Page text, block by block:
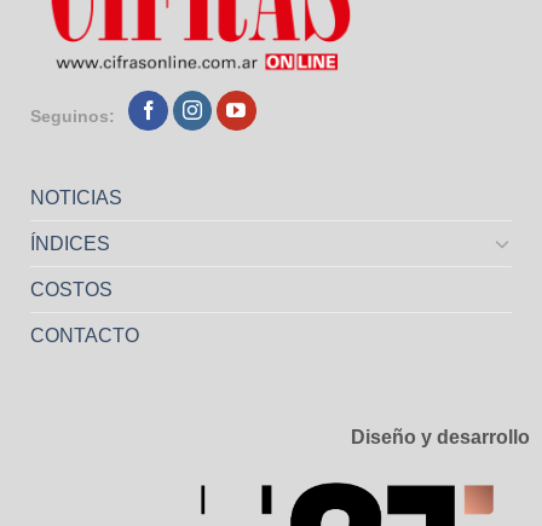
Seguinos:
NOTICIAS
ÍNDICES
COSTOS
CONTACTO
Diseño y desarrollo